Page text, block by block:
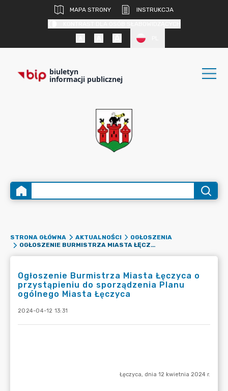
MAPA STRONY
INSTRUKCJA
biuletyn
informacji publicznej
STRONA GŁÓWNA AKTUALNOŚCI
OGŁOSZENIA
OGŁOSZENIE BURMISTRZA MIASTA ŁĘCZYCA O PRZYSTĄPIENIU DO SPORZĄDZENIA PLANU OGÓLNEGO MIASTA ŁĘCZYCA
Ogłoszenie Burmistrza Miasta Łęczyca o
przystąpieniu do sporządzenia Planu
ogólnego Miasta Łęczyca
2024-04-12 13:31